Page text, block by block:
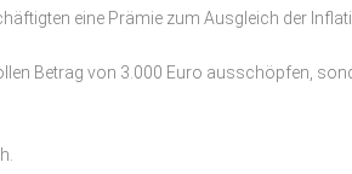
eine Prämie zum Ausgleich der
Betrag von 3.000 Euro ausschöpfen,